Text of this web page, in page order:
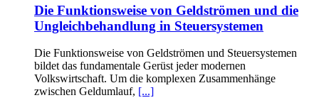
Die Funktionsweise von Geldströmen und die
Ungleichbehandlung in Steuersystemen
Die Funktionsweise von Geldströmen und Steuersystemen
bildet das fundamentale Gerüst jeder modernen
Volkswirtschaft. Um die komplexen Zusammenhänge
zwischen Geldumlauf, [...]